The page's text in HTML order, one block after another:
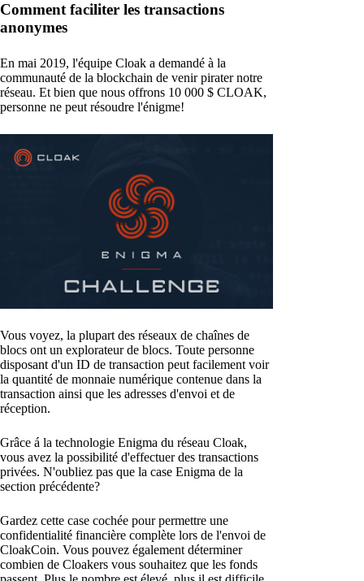
Comment faciliter les transactions
anonymes
En mai 2019, l'équipe Cloak a demandé à la
communauté de la blockchain de venir pirater notre
réseau. Et bien que nous offrons 10 000 $ CLOAK,
personne ne peut résoudre l'énigme!
Vous voyez, la plupart des réseaux de chaînes de
blocs ont un explorateur de blocs. Toute personne
disposant d'un ID de transaction peut facilement voir
la quantité de monnaie numérique contenue dans la
transaction ainsi que les adresses d'envoi et de
réception.
Grâce á la technologie Enigma du réseau Cloak,
vous avez la possibilité d'effectuer des transactions
privées. N'oubliez pas que la case Enigma de la
section précédente?
Gardez cette case cochée pour permettre une
confidentialité financière complète lors de l'envoi de
CloakCoin. Vous pouvez également déterminer
combien de Cloakers vous souhaitez que les fonds